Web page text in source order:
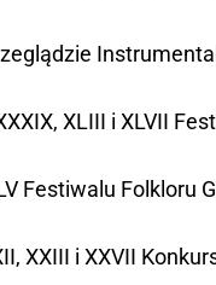
XLIII i XLVII
Festiwalu
XXIII i XXVII